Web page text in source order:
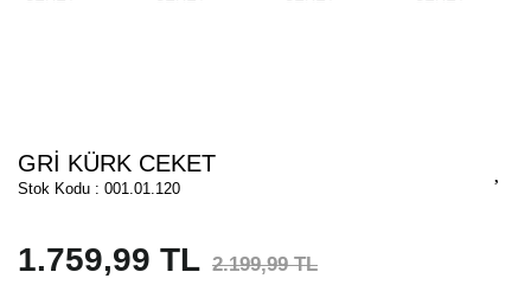
GRİ KÜRK CEKET
Stok Kodu : 001.01.120
1.759,99 TL 2.199,99 TL